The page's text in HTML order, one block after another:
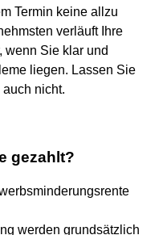
Termin keine allzu
verläuft Ihre
wenn Sie klar und
liegen. Lassen Sie
nicht.
gezahlt?
werden grundsätzlich